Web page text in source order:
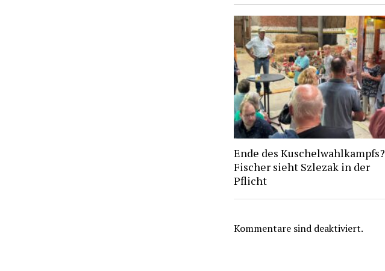
Ende des Kuschelwahlkampfs?
Fischer sieht Szlezak in der
Pflicht
Kommentare sind deaktiviert.